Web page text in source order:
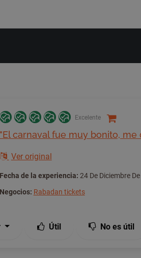
Excelente
"El carnaval fue muy bonito, me
Ver original
Fecha de la experiencia: 24 De Diciembre
Negocios: Rabadan tickets
Útil No es útil